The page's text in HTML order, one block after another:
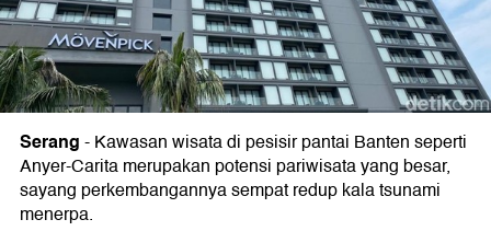
Serang-Kawasan wisata di pesisir pantai Banten seperti
Anyer-Carita merupakan potensi pariwisata yang besar,
sayang perkembangannya sempat redup kala tsunami
menerpa.